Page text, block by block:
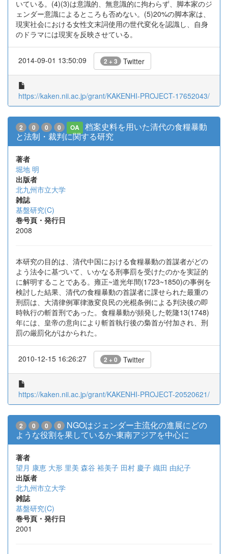
いている。(4)(3)は意識的、無意識的に拘わらず、脚本家のジ
ェンダー意識によるところも否めない。(5)20%の脚本家は、
現実社会における女性文末詞使用の世代変化を認識し、自身
のドラマには現実を反映させている。
2014-09-01 13:50:09 2 + 3 Twitter
https://kaken.nii.ac.jp/grant/KAKENHI-PROJECT-17652043/
2 0 0 0 OA
档案史料を用いた清代の食糧暴動
と法制・裁判に関する研究
著者
堀地 明
出版者
北九州市立大学
雑誌
基盤研究(C)
巻号頁・発行日
2008
本研究の目的は、清代中国における食糧暴動の首謀者がどの
よう法令に基づいて、いかなる刑事罰を受けたのかを実証的
に解明することである。雍正~道光年間(1723~1850)の事例を
検討した結果、清代の食糧暴動の首謀者に課せられた最重の
刑罰は、大清律例軍律激変良民の光棍条例による判決後の即
時執行の斬首刑であった。食糧暴動が頻発した乾隆13(1748)
年には、皇帝の意向により斬首執行後の梟首が付加され、刑
罰の厳罰化がはかられた。
2010-12-15 16:26:27 2 + 0 Twitter
https://kaken.nii.ac.jp/grant/KAKENHI-PROJECT-20520621/
2 0 0 0
NGOはジェンダー主流化の進展にどの
ような役割を果しているか-東南アジアを中心に
著者
望月 康恵 大形 里美 森谷 裕美子 田村 慶子 織田 由紀子
出版者
北九州市立大学
雑誌
基盤研究(C)
巻号頁・発行日
2001